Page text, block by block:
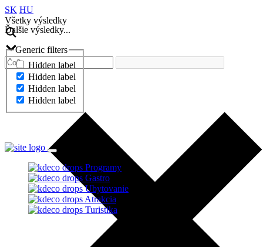
SK HU
Všetky výsledky
Ďalšie výsledky...
Generic filters
Hidden label
Hidden label
Hidden label
Hidden label
Ďalšie výsledky...
Programy
Gastro
Ubytovanie
Atrakcia
Turistika